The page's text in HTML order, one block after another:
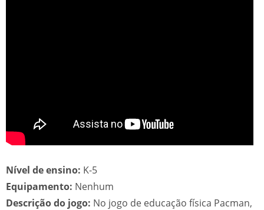
Nível de ensino: K-5
Equipamento: Nenhum
Descrição do jogo: No jogo de educação física Pacman,